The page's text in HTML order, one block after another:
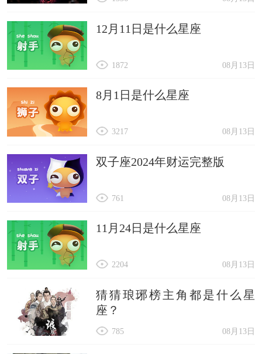
12月11日是什么星座
08月13日
1872
8月1日是什么星座
08月13日
3217
双子座2024年财运完整版
08月13日
761
11月24日是什么星座
08月13日
2204
猜猜琅琊榜主角都是什么星
座？
08月13日
785